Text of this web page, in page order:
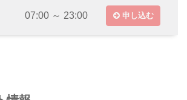
07:00 ～ 23:00 申し込む